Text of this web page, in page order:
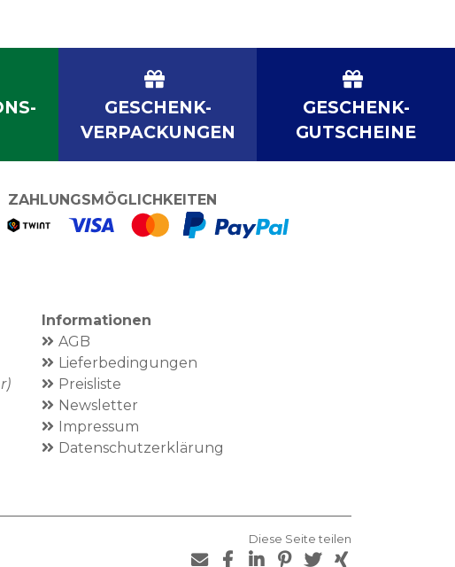
GESCHENK-
VERPACKUNGEN
GESCHENK-
GUTSCHEINE
ZAHLUNGSMÖGLICHKEITEN
Informationen
AGB
Lieferbedingungen
Preisliste
Newsletter
Impressum
Datenschutzerklärung
Diese Seite teilen